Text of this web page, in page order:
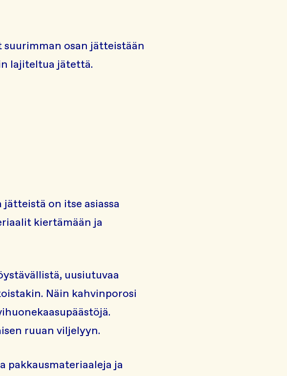
osan jätteistään
lajiteltua jätettä.
on itse asiassa
kiertämään ja
uusiutuvaa
Näin kahvinporosi
ruuan viljelyyn.
pakkausmateriaaleja ja